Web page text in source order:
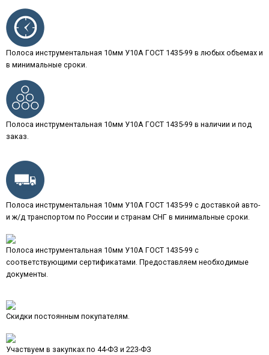
Полоса инструментальная 10мм У10А ГОСТ 1435-99 в любых объемах и
в минимальные сроки.
Полоса инструментальная 10мм У10А ГОСТ 1435-99 в наличии и под
заказ.
Полоса инструментальная 10мм У10А ГОСТ 1435-99 с доставкой авто-
и ж/д транспортом по России и странам СНГ в минимальные сроки.
Полоса инструментальная 10мм У10А ГОСТ 1435-99 с
соответствующими сертификатами. Предоставляем необходимые
документы.
Скидки постоянным покупателям.
Участвуем в закупках по 44-ФЗ и 223-ФЗ